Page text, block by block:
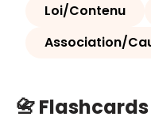
Loi/Contenu
Association/
📇 Flashcards